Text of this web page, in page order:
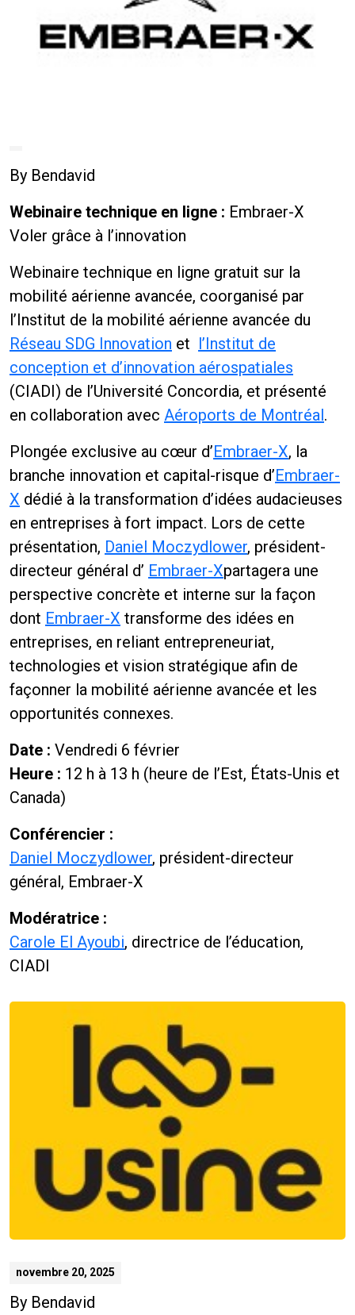
By Bendavid
Webinaire technique en ligne : Embraer-X
Voler grâce à l’innovation
Webinaire technique en ligne gratuit sur la
mobilité aérienne avancée, coorganisé par
l’Institut de la mobilité aérienne avancée du
Réseau SDG Innovation et l’Institut de
conception et d’innovation aérospatiales
(CIADI) de l’Université Concordia, et présenté
en collaboration avec Aéroports de Montréal.
Plongée exclusive au cœur d’Embraer-X, la
branche innovation et capital-risque d’Embraer-
X dédié à la transformation d’idées audacieuses
en entreprises à fort impact. Lors de cette
présentation, Daniel Moczydlower, président-
directeur général d’ Embraer-Xpartagera une
perspective concrète et interne sur la façon
dont Embraer-X transforme des idées en
entreprises, en reliant entrepreneuriat,
technologies et vision stratégique afin de
façonner la mobilité aérienne avancée et les
opportunités connexes.
Date : Vendredi 6 février
Heure : 12 h à 13 h (heure de l’Est, États-Unis et
Canada)
Conférencier :
Daniel Moczydlower, président-directeur
général, Embraer-X
Modératrice :
Carole El Ayoubi, directrice de l’éducation,
CIADI
novembre 20, 2025
By Bendavid